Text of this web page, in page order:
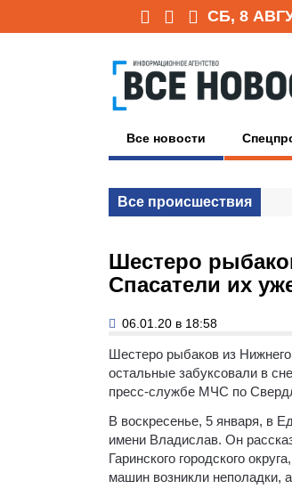
СБ, 8
Все новости
Все происшествия
Шестеро
Спасатели их
06.01.20 в 18:58
Шестеро рыбаков из
остальные забуксовали в
пресс-службе МЧС по
В воскресенье, 5 января, в
имени Владислав. Он
Гаринского городского
машин возникли неполадки,